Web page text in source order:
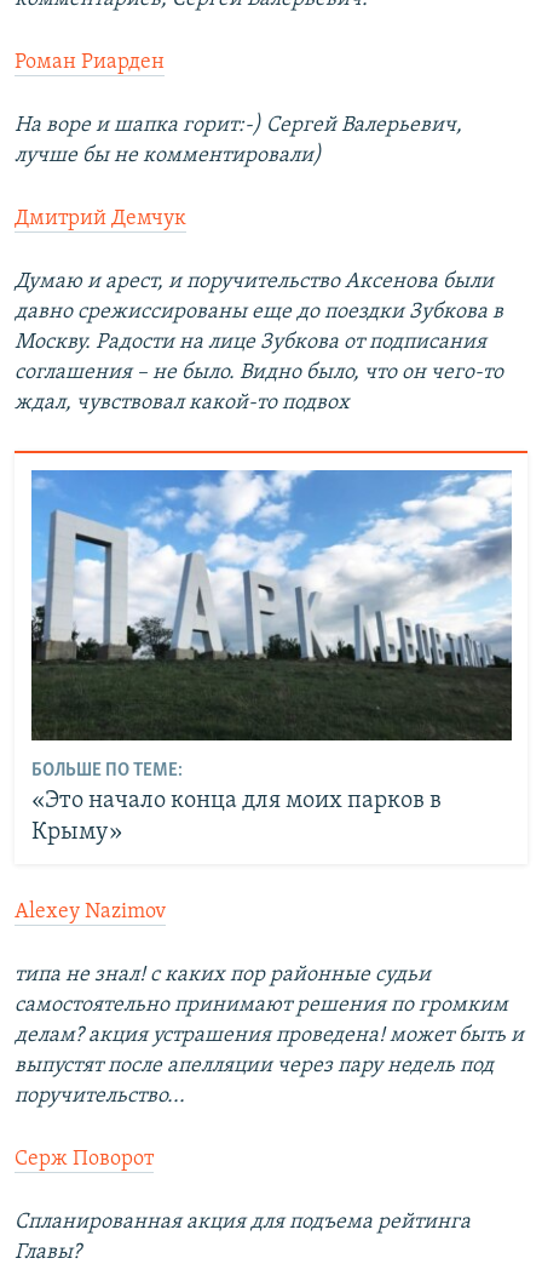
Роман Риарден
На воре и шапка горит:-) Сергей Валерьевич,
лучше бы не комментировали)
Дмитрий Демчук
Думаю и арест, и поручительство Аксенова были
давно срежиссированы еще до поездки Зубкова в
Москву. Радости на лице Зубкова от подписания
соглашения – не было. Видно было, что он чего-то
ждал, чувствовал какой-то подвох
БОЛЬШЕ ПО ТЕМЕ:
«Это начало конца для моих парков в
Крыму»
Alexey Nazimov
типа не знал! с каких пор районные судьи
самостоятельно принимают решения по громким
делам? акция устрашения проведена! может быть и
выпустят после апелляции через пару недель под
поручительство...
Серж Поворот
Спланированная акция для подъема рейтинга
Главы?